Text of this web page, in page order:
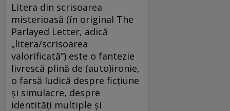
Litera din scrisoarea
misterioasă (în original The
Parlayed Letter, adică
„litera/scrisoarea
valorificată“) este o fantezie
livrescă plină de (auto)ironie,
o farsă ludică despre ficţiune
şi simulacre, despre
identităţi multiple şi